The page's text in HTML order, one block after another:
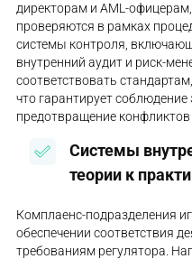
директорам и AML-
проверяются в рамках
системы контроля,
внутренний аудит и риск-
соответствовать
что гарантирует соблюдение
предотвращение конфликтов
Системы
теории к
Комплаенс-подразделения
обеспечении соответствия
требованиям регулятора.